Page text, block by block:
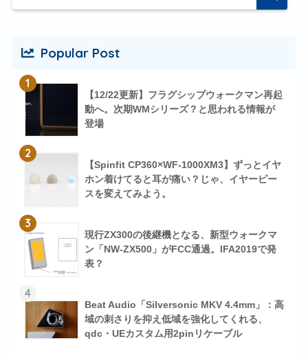
Popular Post
1
【12/22更新】フラグシップウォークマン再起
動へ。次期WMシリーズ？と思われる情報が
登場
2
【Spinfit CP360×WF-1000XM3】ずっとイヤ
ホン着けてると耳が痛い？じゃ、イヤーピー
スを変えてみよう。
3
現行ZX300の後継機となる、新型ウォークマ
ン「NW-ZX500」がFCC通過。IFA2019で発
表？
4
Beat Audio「Silversonic MKV 4.4mm」：高
域の刺さりを抑え低域を強化してくれる、
qdc・UEカスタム用2pinリケーブル